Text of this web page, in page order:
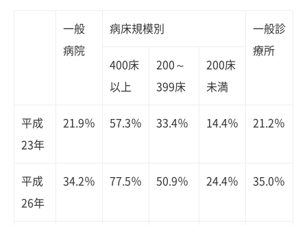
一般
病院
病床規模別
一般診
療所
400床
以上
200～
399床
200床
未満
平成
23年
21.9％ 57.3％ 33.4％ 14.4％ 21.2％
平成
26年
34.2％ 77.5％ 50.9％ 24.4％ 35.0％